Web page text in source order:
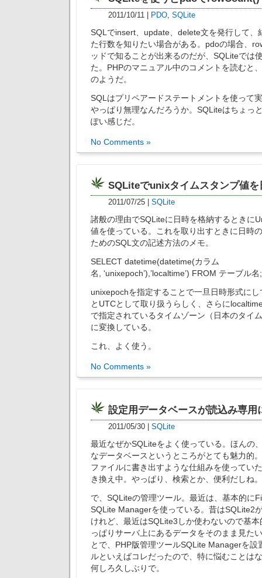
2011/10/11 PDO, SQLite
SQLでinsert、update、delete文を発行して、
た行数を知りたい場合がある。pdoの場合、
ッドで知ることが出来るのだが、SQLiteでは
た。PHPのマニュアル中のコメントを読むと
のようだ。
SQLはプリペアードステートメントを使って
やっぱり無理なんだろうか。SQLiteはちょっ
ぽい感じだ。
No Comments »
SQLiteでunixタイムスタンプ値を
2011/07/25 SQLite
諸般の理由でSQLiteに日時を格納するときに
値を使っている。これを取り出すときに日時
ためのSQL文の記述方法のメモ。
SELECT datetime(datetime(カラム
名, ‘unixepoch’),’localtime’) FROM テーブル名;
unixepochを指定することで一旦日時形式に
とUTCとして取り扱うらしく、さらに
で指定されているタイムゾーン（日本のタイ
に変換している。
これ、よく使う。
No Comments »
設定用データベースが読込み専用
2011/05/30 SQLite
最近なぜかSQLiteをよく使っている。ほんの
なデータベースというところがとても魅力的
ファイルに書き出すような仕組みを使ってい
き換え中。やっぱり、検索とか、便利だしね。
で、SQLiteの管理ツール。最近は、基本的に
SQLite Managerを使っている。昔はSQLite2
けれど、最近はSQLite3しか使わないので基
っぱりサーバ上にあるデータをそのまま見た
とで、PHP版管理ツールSQLite Managerを設
ルといえばコレだったので、特に悩むことは
何しろ久しぶりで。